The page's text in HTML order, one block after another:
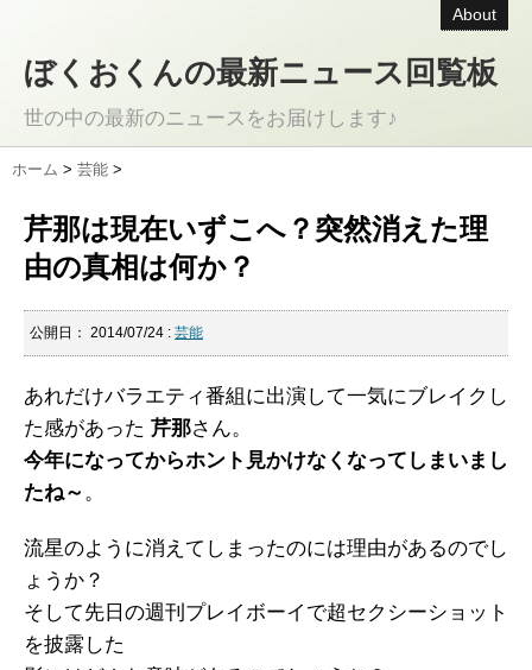
About
ぼくおくんの最新ニュース回覧板
世の中の最新のニュースをお届けします♪
ホーム > 芸能 >
芹那は現在いずこへ？突然消えた理
由の真相は何か？
公開日： 2014/07/24 : 芸能
あれだけバラエティ番組に出演して一気にブレイクし
た感があった 芹那さん。
今年になってからホント見かけなくなってしまいまし
たね～ 。
流星のように消えてしまったのには理由があるのでし
ょうか？
そして先日の週刊プレイボーイで超セクシーショット
を披露した